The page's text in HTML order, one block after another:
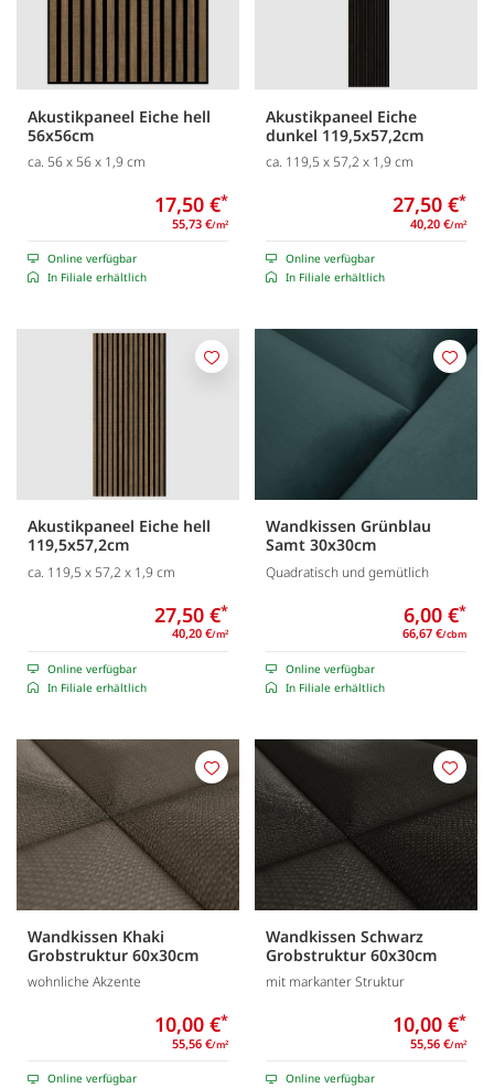
Akustikpaneel Eiche hell
56x56cm
ca. 56 x 56 x 1,9 cm
17,50 €*
55,73 €/m2
Online verfügbar
In Filiale erhältlich
Akustikpaneel Eiche
dunkel 119,5x57,2cm
ca. 119,5 x 57,2 x 1,9 cm
27,50 €*
40,20 €/m2
Online verfügbar
In Filiale erhältlich
Akustikpaneel Eiche hell
119,5x57,2cm
ca. 119,5 x 57,2 x 1,9 cm
27,50 €*
40,20 €/m2
Online verfügbar
In Filiale erhältlich
Merken
Wandkissen Grünblau
Samt 30x30cm
Quadratisch und gemütlich
6,00 €*
66,67 €/cbm
Online verfügbar
In Filiale erhältlich
Wandkissen Khaki
Grobstruktur 60x30cm
wohnliche Akzente
10,00 €*
55,56 €/m2
Online verfügbar
Merken
Wandkissen Schwarz
Grobstruktur 60x30cm
mit markanter Struktur
10,00 €*
55,56 €/m2
Online verfügbar